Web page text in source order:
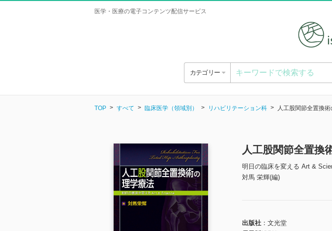
医学・医療の電子コンテンツ配信サービス
カテゴリー
TOP すべて 臨床医学（領域別） リハビリテーション科 人工股関節全置換
人工股関節全置換
明日の臨床を変える Art &
対馬 栄輝(編)
出版社
文光堂